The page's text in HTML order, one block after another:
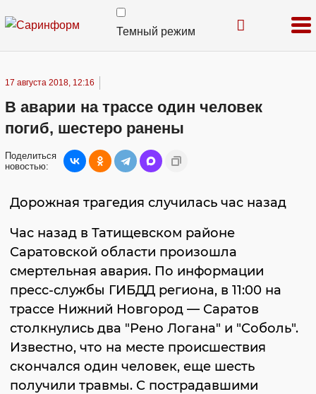
Темный режим
17 августа 2018, 12:16
В аварии на трассе один человек
погиб, шестеро ранены
Поделиться
новостью:
Дорожная трагедия случилась час назад
Час назад в Татищевском районе
Саратовской области произошла
смертельная авария. По информации
пресс-службы ГИБДД региона, в 11:00 на
трассе Нижний Новгород — Саратов
столкнулись два "Рено Логана" и "Соболь".
Известно, что на месте происшествия
скончался один человек, еще шесть
получили травмы. С пострадавшими